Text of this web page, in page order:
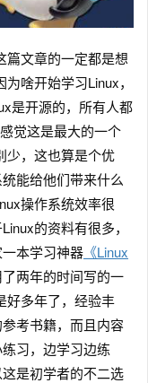
篇文章的一定都是想
啥开始学习Linux，
是开源的，所有人都
觉这是最大的一个
少，这也算是个优
能给他们带来什么
操作系统效率很
的资料有很多，
本学习神器 《Linux
两年的时间写的一
好多年了，经验丰
考书籍，而且内容
习，边学习边练
是初学者的不二选